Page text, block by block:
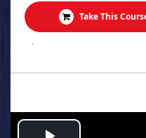
Take This
.